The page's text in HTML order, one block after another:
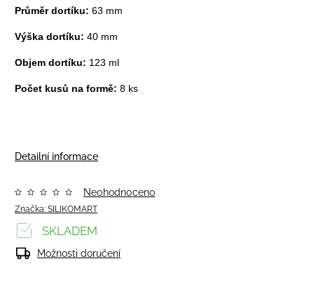
Průměr dortíku: 63 mm
Výška dortíku: 40 mm
Objem dortíku: 123 ml
Počet kusů na formě: 8 ks
Detailní informace
Značka: SILIKOMART
Neohodnoceno
SKLADEM
Možnosti doručení